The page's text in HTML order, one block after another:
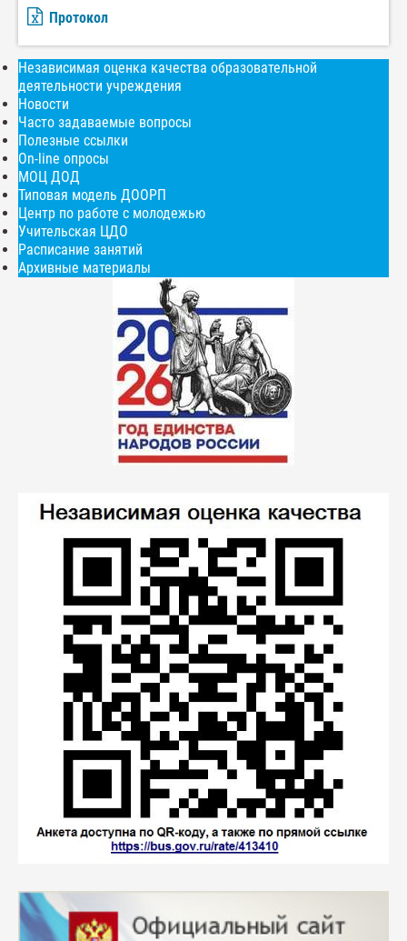
Протокол
Независимая оценка качества образовательной
деятельности учреждения
Новости
Часто задаваемые вопросы
Полезные ссылки
On-line опросы
МОЦ ДОД
Типовая модель ДООРП
Центр по работе с молодежью
Учительская ЦДО
Расписание занятий
Архивные материалы